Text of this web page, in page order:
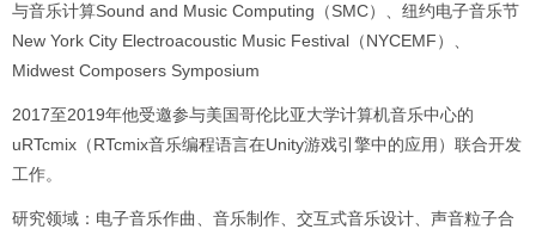
与音乐计算Sound and Music Computing（SMC）、纽约电子音乐节
New York City Electroacoustic Music Festival（NYCEMF）、
Midwest Composers Symposium
2017至2019年他受邀参与美国哥伦比亚大学计算机音乐中心的
uRTcmix（RTcmix音乐编程语言在Unity游戏引擎中的应用）联合开发
工作。
研究领域：电子音乐作曲、音乐制作、交互式音乐设计、声音粒子合